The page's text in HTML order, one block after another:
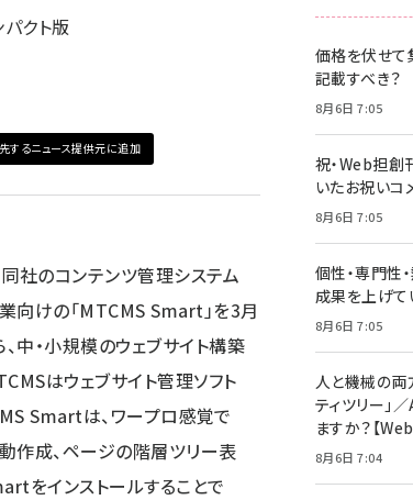
クト版
するニュース提供元に追加
社のコンテンツ管理システム
業向けの「MTCMS Smart」を3月
中・小規模のウェブサイト構築
はウェブサイト管理ソフト
Smartは、ワープロ感覚で
作成、ページの階層ツリー表
をインストールすることで
価格を伏せて
記載すべき？
8月6日 7:05
祝・Web担創
いたお祝いコ
8月6日 7:05
個性・専門性
成果を上げて
8月6日 7:05
人と機械の両
ティツリー」
ますか？【
8月6日 7:04